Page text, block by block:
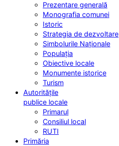
Prezentare generală
Monografia comunei
Istoric
Strategia de dezvoltare
Simbolurile Naționale
Populația
Obiective locale
Monumente istorice
Turism
Autoritățile
publice locale
Primarul
Consiliul local
RUTI
Primăria